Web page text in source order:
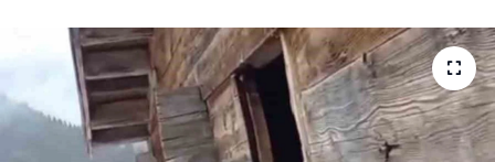
Magazin
Mektup Galeri